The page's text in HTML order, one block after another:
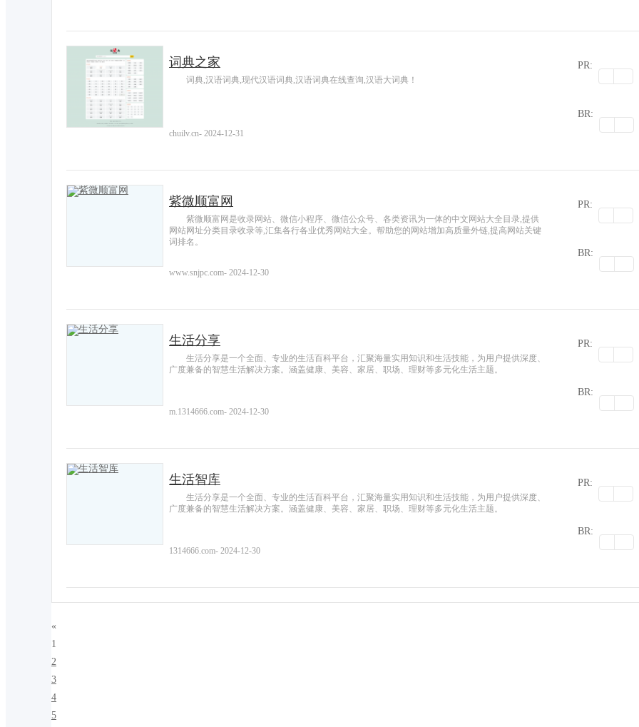
词典之家
词典,汉语词典,现代汉语词典,汉语词典在线查询,汉语大词典！
chuilv.cn- 2024-12-31
PR:
BR:
紫微顺富网
紫微顺富网是收录网站、微信小程序、微信公众号、各类资讯为一体的中文网站大全目录,提供
网站网址分类目录收录等,汇集各行各业优秀网站大全。帮助您的网站增加高质量外链,提高网站关键
词排名。
www.snjpc.com- 2024-12-30
PR:
BR:
生活分享
生活分享是一个全面、专业的生活百科平台，汇聚海量实用知识和生活技能，为用户提供深度、
广度兼备的智慧生活解决方案。涵盖健康、美容、家居、职场、理财等多元化生活主题。
m.1314666.com- 2024-12-30
PR:
BR:
生活智库
生活分享是一个全面、专业的生活百科平台，汇聚海量实用知识和生活技能，为用户提供深度、
广度兼备的智慧生活解决方案。涵盖健康、美容、家居、职场、理财等多元化生活主题。
1314666.com- 2024-12-30
PR:
BR:
«
1
2
3
4
5